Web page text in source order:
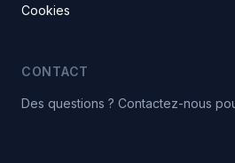
Cookies
CONTACT
Des questions ? Contactez-nous